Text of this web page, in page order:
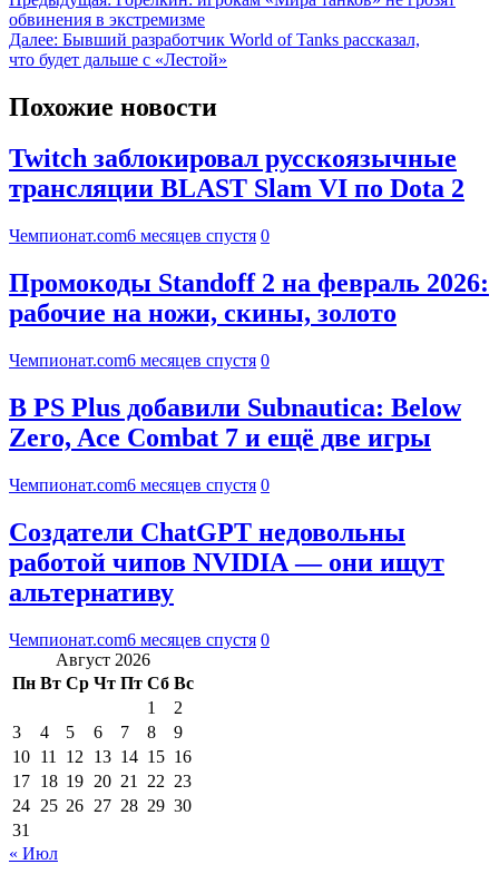
обвинения в экстремизме
Далее: Бывший разработчик World of Tanks рассказал,
что будет дальше с «Лестой»
Похожие новости
Twitch заблокировал русскоязычные
трансляции BLAST Slam VI по Dota 2
Чемпионат.com6 месяцев спустя 0
Промокоды Standoff 2 на февраль 2026:
рабочие на ножи, скины, золото
Чемпионат.com6 месяцев спустя 0
В PS Plus добавили Subnautica: Below
Zero, Ace Combat 7 и ещё две игры
Чемпионат.com6 месяцев спустя 0
Создатели ChatGPT недовольны
работой чипов NVIDIA — они ищут
альтернативу
Чемпионат.com6 месяцев спустя 0
Август 2026
Пн Вт Ср Чт Пт Сб Вс
1
2
3
4 5 6 7 8
9
10 11 12 13 14 15 16
17 18 19 20 21 22 23
24 25 26 27 28 29 30
31
« Июл